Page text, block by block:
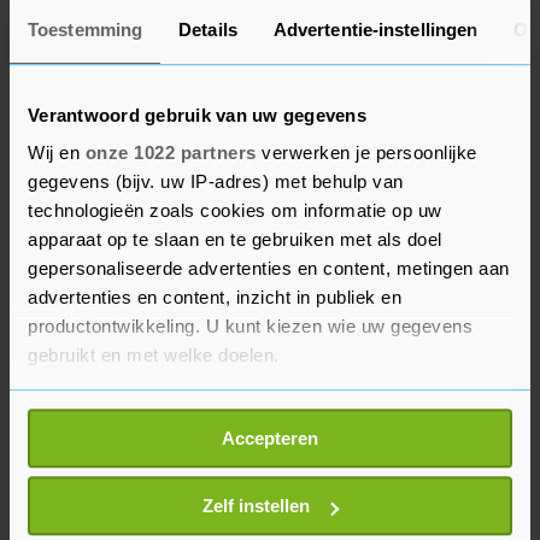
Toestemming Details Advertentie-instellingen
Verantwoord gebruik van uw gegevens
Wij en onze 1022 partners verwerken je persoonlijke
gegevens (bijv. uw IP-adres) met behulp van
technologieën zoals cookies om informatie op uw
apparaat op te slaan en te gebruiken met als doel
gepersonaliseerde advertenties en content, metingen aan
advertenties en content, inzicht in publiek en
productontwikkeling. U kunt kiezen wie uw gegevens
gebruikt en met welke doelen.
Als u het toestaat, willen we ook graag:
Informatie verzamelen over uw geografische
locatie, die tot een paar meter nauwkeurig kan zijn
Uw apparaat identificeren door het actief te
scannen op specifieke eigenschappen (fingerprinting)
Accepteren
Zelf instellen
Er staat binnenkort al een gesprek gepland
tussen haar en Simons over "de omgangsvormen
in de Kamer."
"In dit gesprek kunnen ook de geuite gevoelens
van (sociale) onveiligheid in het parlement aan
de orde komen", aldus de woordvoerder.
Bergkamp had al eerder aangekondigd dat ze
met alle fracties gesprekken wilde voeren over
omgangsvormen in het debat. Aanleiding
daarvoor waren uitlatingen van Kamerleden van
Forum voor Democratie over tribunalen en het
vergoeilijken van intimiderende mailtjes van de
achterban naar andere Kamerleden.